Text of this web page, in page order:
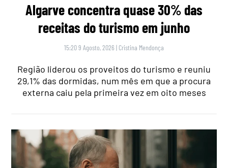
Algarve concentra quase 30% das
receitas do turismo em junho
15:20 9 Agosto, 2026 | Cristina Mendonça
Região liderou os proveitos do turismo e reuniu
29,1% das dormidas, num mês em que a procura
externa caiu pela primeira vez em oito meses